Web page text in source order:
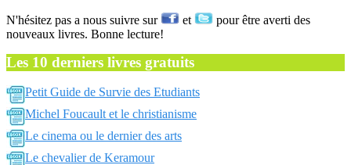
N'hésitez pas a nous suivre sur et
pour être averti des
nouveaux livres. Bonne lecture!
Les 10 derniers livres gratuits
Petit Guide de Survie des Etudiants
Michel Foucault et le christianisme
Le cinema ou le dernier des arts
Le chevalier de Keramour